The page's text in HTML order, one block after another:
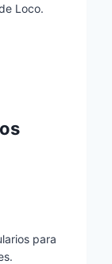
Loco.
para